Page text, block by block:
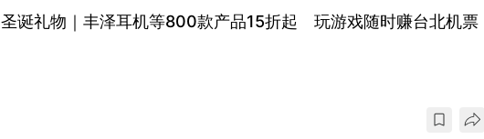
圣诞礼物｜丰泽耳机等800款产品15折起 玩游戏随时赚台北机票